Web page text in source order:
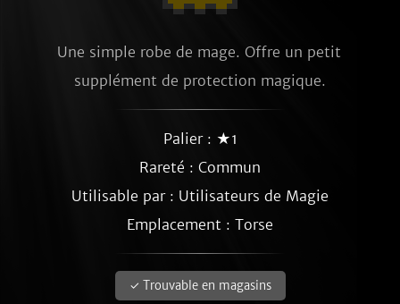
Une simple robe de mage. Offre un petit
supplément de protection magique.
Palier : ★1
Rareté : Commun
Utilisable par : Utilisateurs de Magie
Emplacement : Torse
✓ Trouvable en magasins